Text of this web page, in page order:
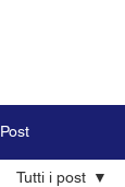
Post
Tutti i post